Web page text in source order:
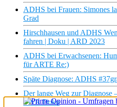
ADHS bei Frauen: Simones
Grad
Hirschhausen und ADHS
fahren | Doku | ARD 2023
ADHS bei Erwachsenen:
für ARTE Re:)
Späte Diagnose: ADHS
Der lange Weg zur Diagnose
SWR Doku